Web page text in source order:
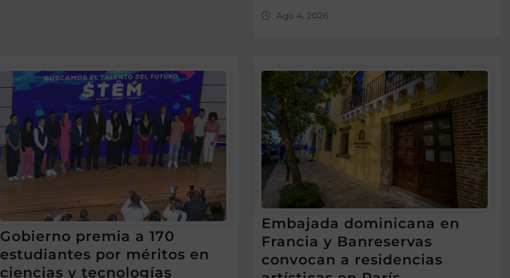
Ago 4, 2026
Gobierno premia a 170
estudiantes por méritos en
ciencias y tecnologías
Embajada dominicana en
Francia y Banreservas
convocan a residencias